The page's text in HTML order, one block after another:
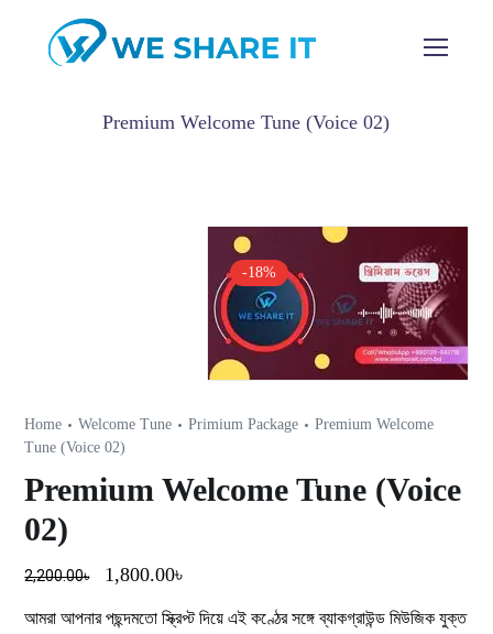
Premium Welcome Tune (Voice 02)
-18%
Home Welcome Tune Primium Package
Premium Welcome
Tune (Voice 02)
Premium Welcome Tune (Voice
02)
2,200.00৳ 1,800.00৳
আমরা আপনার পছন্দমতো স্ক্রিপ্ট দিয়ে এই কণ্ঠের সঙ্গে ব্যাকগ্রাউন্ড মিউজিক যুক্ত